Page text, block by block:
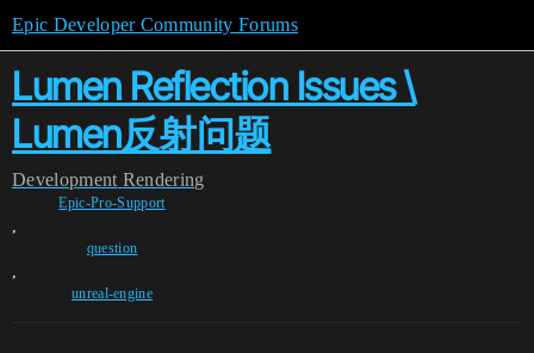
Epic Developer Community Forums
Lumen Reflection Issues \
Lumen反射问题
Development Rendering
Epic-Pro-Support
,
question
,
unreal-engine